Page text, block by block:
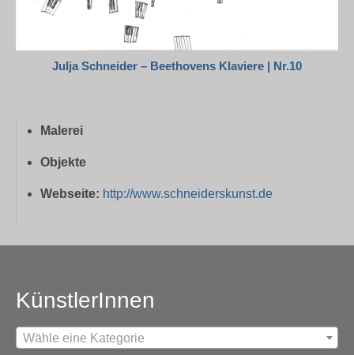
Julja Schneider – Beethovens Klaviere | Nr.10
Malerei
Objekte
Webseite: http://www.schneiderskunst.de
KünstlerInnen
Wähle eine Kategorie